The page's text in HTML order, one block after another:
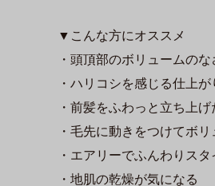
▼こんな方にオススメ
・頭頂部のボリュームの
・ハリコシを感じる仕上
・前髪をふわっと立ち上げ
・毛先に動きをつけてボ
・エアリーでふんわりス
・地肌の乾燥が気になる